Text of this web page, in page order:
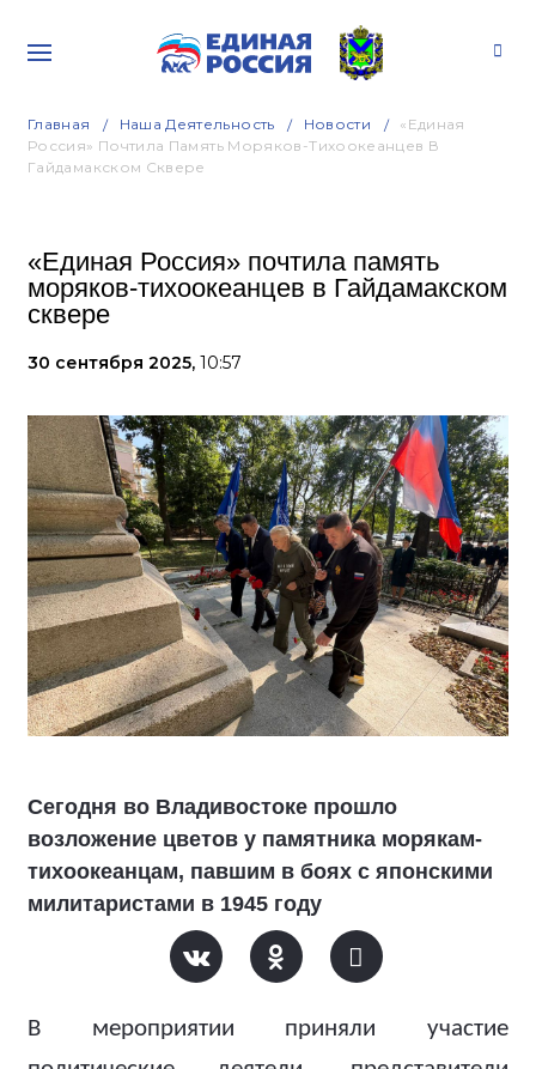
Главная Наша Деятельность Новости
«Единая
Россия» Почтила Память Моряков-Тихоокеанцев В
Гайдамакском Сквере
«Единая Россия» почтила память
моряков-тихоокеанцев в Гайдамакском
сквере
30 сентября 2025, 10:57
Сегодня во Владивостоке прошло
возложение цветов у памятника морякам-
тихоокеанцам, павшим в боях с японскими
милитаристами в 1945 году
В мероприятии приняли участие